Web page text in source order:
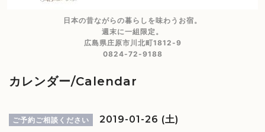
日本の昔ながらの暮らしを味わうお宿。
週末に一組限定。
広島県庄原市川北町1812-9
0824-72-9188
カレンダー/Calendar
ご予約ご相談ください 2019-01-26 (土)